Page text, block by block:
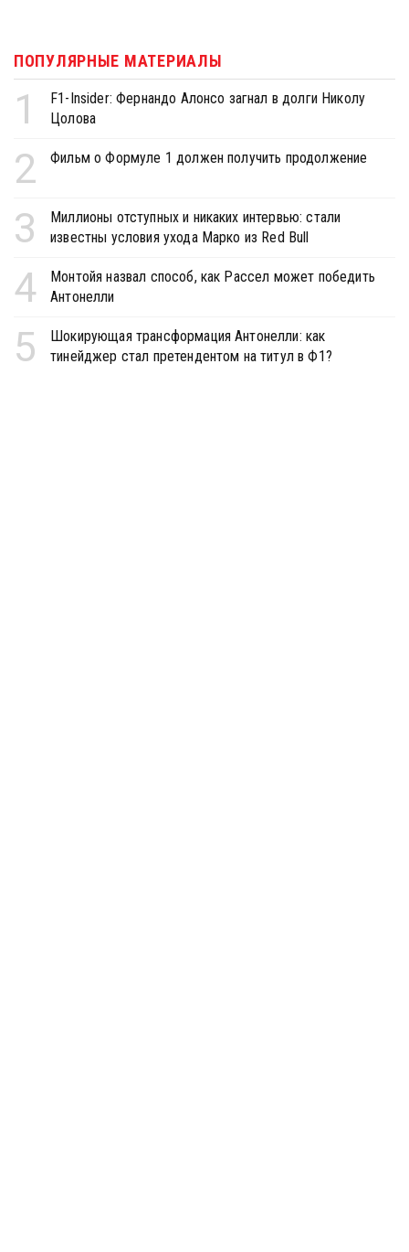
ПОПУЛЯРНЫЕ МАТЕРИАЛЫ
1
F1-Insider: Фернандо Алонсо загнал в долги Николу
Цолова
2 Фильм о Формуле 1 должен получить продолжение
3
Миллионы отступных и никаких интервью: стали
известны условия ухода Марко из Red Bull
4
Монтойя назвал способ, как Рассел может победить
Антонелли
5
Шокирующая трансформация Антонелли: как
тинейджер стал претендентом на титул в Ф1?